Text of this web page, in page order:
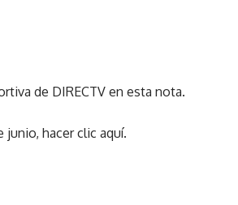
de DIRECTV en esta nota.
junio, hacerclic aquí.